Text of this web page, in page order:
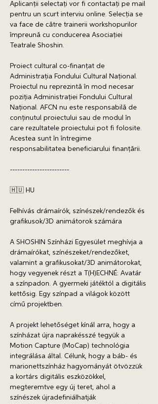
Aplicanții selectați vor fi contactați pe mail
pentru un scurt interviu online. Selecția se
va face de către trainerii workshopurilor
împreună cu conducerea Asociației
Teatrale Shoshin.
Proiect cultural co-finanțat de
Administrația Fondului Cultural Național.
Proiectul nu reprezintă în mod necesar
poziţia Administrației Fondului Cultural
Național. AFCN nu este responsabilă de
conținutul proiectului sau de modul în
care rezultatele proiectului pot fi folosite.
Acestea sunt în întregime
responsabilitatea beneficiarului finanțării.
------------------------
🇭🇺 HU
Felhívás drámaírók, színészek/rendezők és
grafikusok/3D animátorok számára
A SHOSHIN Színházi Egyesület meghívja a
drámaírókat, színészeket/rendezőket,
valamint a grafikusokat/3D animátorokat,
hogy vegyenek részt a T(H)ECHNÉ: Avatár
a színpadon. A gyermeki játéktól a digitális
kettősig. Egy színpad a világok között
című projektben.
A projekt lehetőséget kínál arra, hogy a
színházat újra naprakésszé tegyük a
Motion Capture (MoCap) technológia
integrálása által. Célunk, hogy a báb- és
marionettszínház hagyományát ötvözzük
a kortárs digitális eszközökkel,
megteremtve egy új teret, ahol a
színészek újradefiniálhatják